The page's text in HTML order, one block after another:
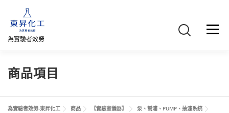
為實驗者效勞
選單
首頁 關於我們
網路商店 直購專區 詢價車、購物車/會員
商品項目
為實驗者效勞-東昇化工 商品 【實驗室儀器】
泵、幫浦、PUMP、抽濾系統